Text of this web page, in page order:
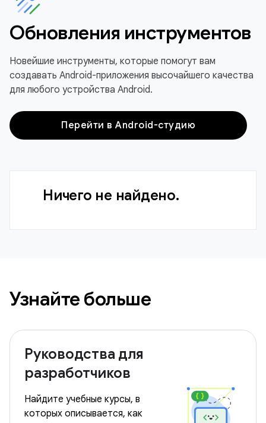
Обновления инструментов
Новейшие инструменты, которые помогут вам
создавать Android-приложения высочайшего качества
для любого устройства Android.
Перейти в Android-студию
Ничего не найдено.
Узнайте больше
Руководства для
разработчиков
Найдите учебные курсы, в
которых описывается, как